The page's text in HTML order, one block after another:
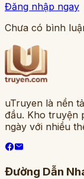
Đăng nhập ngay
Chưa có bình
uTruyen là nền
đầu. Kho truyện
ngày với nhiều
Đường Dẫn